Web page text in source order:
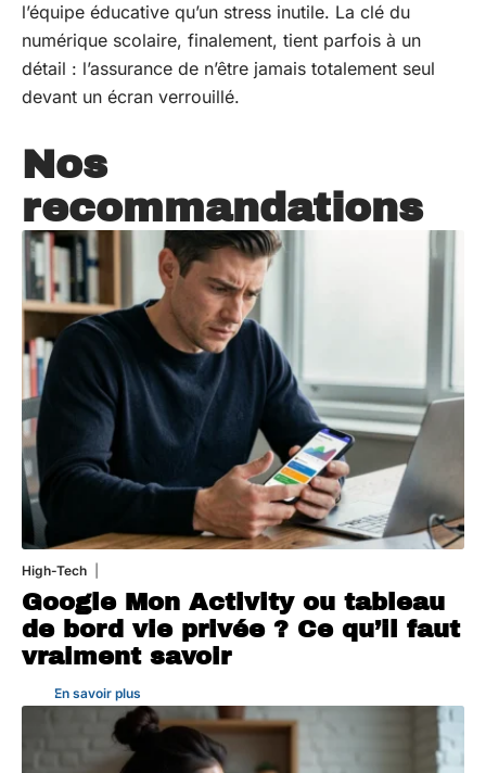
l’équipe éducative qu’un stress inutile. La clé du
numérique scolaire, finalement, tient parfois à un
détail : l’assurance de n’être jamais totalement seul
devant un écran verrouillé.
Nos
recommandations
High-Tech
Google Mon Activity ou tableau
de bord vie privée ? Ce qu’il faut
vraiment savoir
En savoir plus